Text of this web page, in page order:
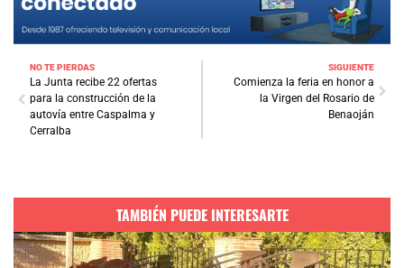
NO TE PIERDAS
La Junta recibe 22 ofertas
para la construcción de la
autovía entre Caspalma y
Cerralba
SIGUIENTE
Comienza la feria en honor a
la Virgen del Rosario de
Benaoján
TAMBIÉN PUEDE INTERESARTE